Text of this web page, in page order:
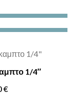
1/4″
€Η